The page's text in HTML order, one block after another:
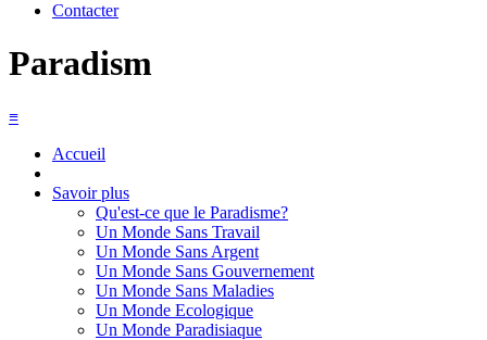
Contacter
Paradism
≡
Accueil
Savoir plus
Qu'est-ce que le Paradisme?
Un Monde Sans Travail
Un Monde Sans Argent
Un Monde Sans Gouvernement
Un Monde Sans Maladies
Un Monde Ecologique
Un Monde Paradisiaque